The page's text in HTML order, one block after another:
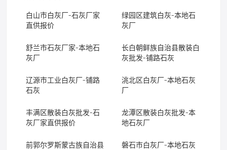
白山市白灰厂-石灰厂家
直供报价
绿园区建筑白灰-本地石
灰厂
舒兰市石灰厂家-本地石
灰厂
长白朝鲜族自治县散装白
灰批发-铺路石灰
辽源市工业白灰厂-铺路
石灰
洮北区白灰厂-本地石灰
厂
丰满区散装白灰批发-石
灰厂家直供报价
龙潭区散装白灰批发-本
地石灰厂
前郭尔罗斯蒙古族自治县
磐石市白灰厂-本地石灰